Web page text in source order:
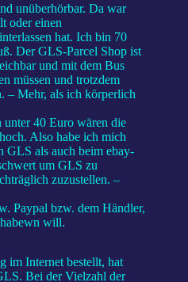
unüberhörbar. Da war
oder einen
hat. Ich bin 70
Der GLS-Parcel Shop ist
und mit dem Bus
müssen und trotzdem
– Mehr, als ich körperlich
40 Euro wären die
Also habe ich mich
GLS als auch beim ebay-
um GLS zu
zuzustellen. –
Paypal bzw. dem Händler,
will.
im Internet bestellt, hat
Bei der Vielzahl der